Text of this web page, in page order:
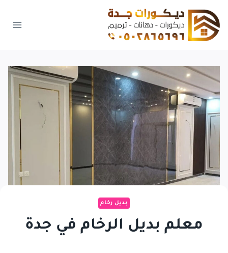
إلى
المحتوى
بديل رخام
معلم بديل الرخام في جدة